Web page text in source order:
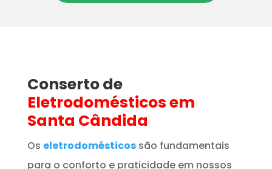
Conserto de
Eletrodomésticosem
Santa Cândida
Os eletrodomésticos são fundamentais
para o conforto e praticidade em nossos